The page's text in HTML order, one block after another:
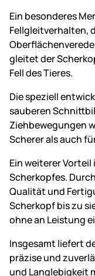
Ein besonderes
Fellgleitverhalten,
gleitet der
Fell des Tieres.
Die speziell
sauberen
Ziehbewegungen
Scherer als auch
Ein weiterer
Scherkopfes.
Qualität und
Scherkopf bis zu
ohne an Leistung
Insgesamt liefert
präzise und
und Langlebigkeit